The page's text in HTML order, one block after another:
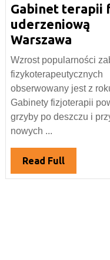
lipca
2016
Gabinet terapii
uderzeniową
Warszawa
terapii
falą
Wzrost popularności
fizykoterapeutycznych
obserwowany jest z
Gabinety fizjoterapii
grzyby po deszczu i
nowych ...
Read FullRead
Full